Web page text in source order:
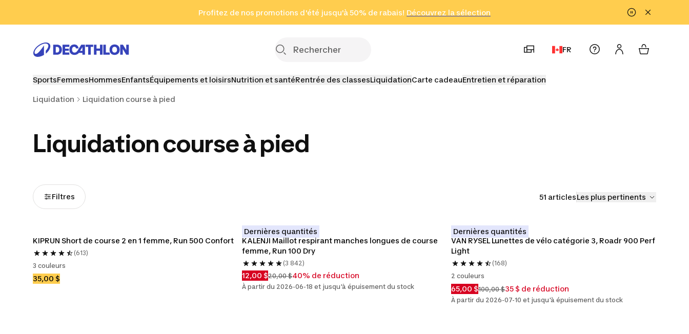
Aller au pied de page
Profitez de nos promotions d'été jusqu'à 50% de rabais! Découvrez la sélection
Cliquez ici
en seulement 2 h!
(Zones sélectionnées)
FR
SportsFemmesHommesEnfantsÉquipements et loisirsNutrition et santéRentrée des classesLiquidationCarte cadeauEntretien et réparation
Liquidation Liquidation course à pied
Liquidation course à pied
Filtres 51 articlesLes plus pertinents
KIPRUN Short de course 2 en 1 femme, Run 500 Confort
(613)
3 couleurs
35,00 $
Dernières quantités
KALENJI Maillot respirant manches longues de course
femme, Run 100 Dry
(3 842)
12,00 $20,00 $40% de réduction
À partir du 2026-06-18 et jusqu'à épuisement du stock
Dernières quantités
VAN RYSEL Lunettes de vélo catégorie 3, Roadr 900 Perf
Light
(168)
2 couleurs
65,00 $100,00 $35 $ de réduction
À partir du 2026-07-10 et jusqu'à épuisement du stock